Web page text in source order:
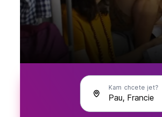
Kam chcete jet?